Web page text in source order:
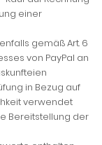
einer
gemäß Art. 6
von PayPal an
in Bezug auf
verwendet
Bereitstellung der